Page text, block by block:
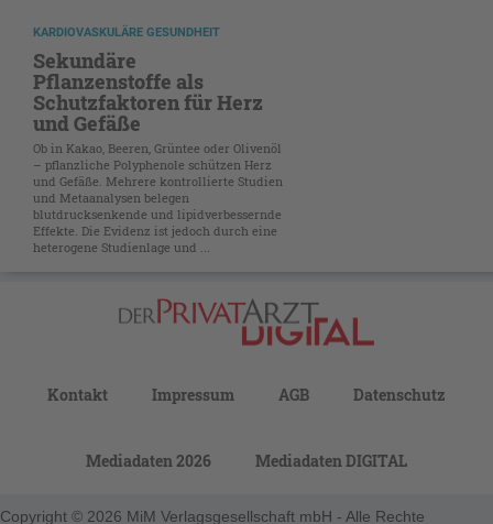
KARDIOVASKULÄRE GESUNDHEIT
Sekundäre
Pflanzenstoffe als
Schutzfaktoren für Herz
und Gefäße
Ob in Kakao, Beeren, Grüntee oder Olivenöl
– pflanzliche Polyphenole schützen Herz
und Gefäße. Mehrere kontrollierte Studien
und Metaanalysen belegen
blutdrucksenkende und lipidverbessernde
Effekte. Die Evidenz ist jedoch durch eine
heterogene Studienlage und ...
Kontakt Impressum AGB Datenschutz
Mediadaten 2026 Mediadaten DIGITAL
Copyright © 2026 MiM Verlagsgesellschaft mbH - Alle Rechte